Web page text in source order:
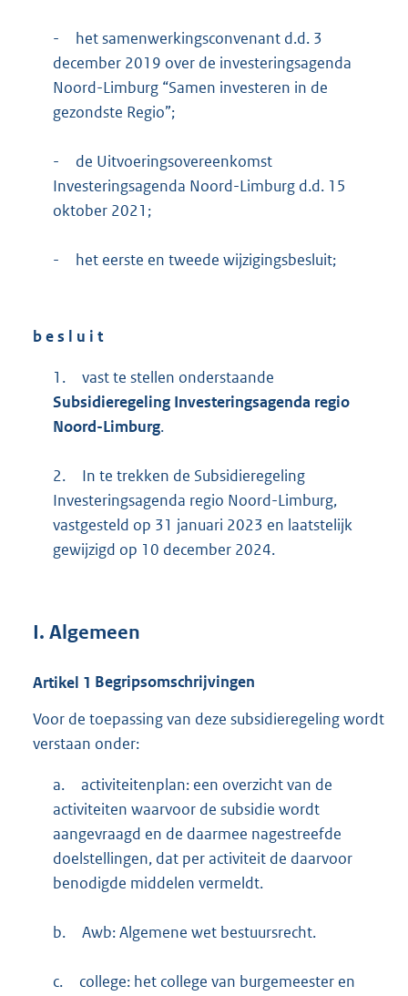
-
het samenwerkingsconvenant d.d. 3
december 2019 over de investeringsagenda
Noord-Limburg “Samen investeren in de
gezondste Regio”;
-
de Uitvoeringsovereenkomst
Investeringsagenda Noord-Limburg d.d. 15
oktober 2021;
- het eerste en tweede wijzigingsbesluit;
b e s l u i t
1.
vast te stellen onderstaande
Subsidieregeling Investeringsagenda regio
Noord-Limburg.
2.
In te trekken de Subsidieregeling
Investeringsagenda regio Noord-Limburg,
vastgesteld op 31 januari 2023 en laatstelijk
gewijzigd op 10 december 2024.
I. Algemeen
Artikel 1 Begripsomschrijvingen
Voor de toepassing van deze subsidieregeling wordt
verstaan onder:
a.
activiteitenplan: een overzicht van de
activiteiten waarvoor de subsidie wordt
aangevraagd en de daarmee nagestreefde
doelstellingen, dat per activiteit de daarvoor
benodigde middelen vermeldt.
b. Awb: Algemene wet bestuursrecht.
c. college: het college van burgemeester en